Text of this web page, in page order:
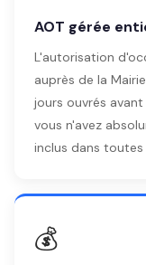
AOT gérée
L'autorisation
auprès de la
jours ouvrés
vous n'avez
inclus dans toutes
💰